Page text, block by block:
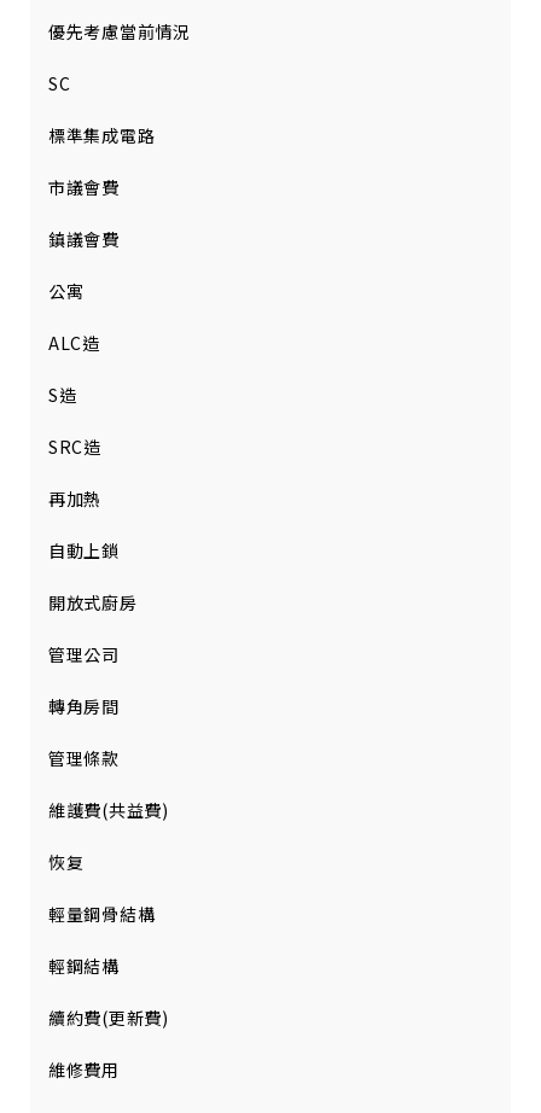
優先考慮當前情況
SC
標準集成電路
市議會費
鎮議會費
公寓
ALC造
S造
SRC造
再加熱
自動上鎖
開放式廚房
管理公司
轉角房間
管理條款
維護費(共益費)
恢复
輕量鋼骨結構
輕鋼結構
續約費(更新費)
維修費用